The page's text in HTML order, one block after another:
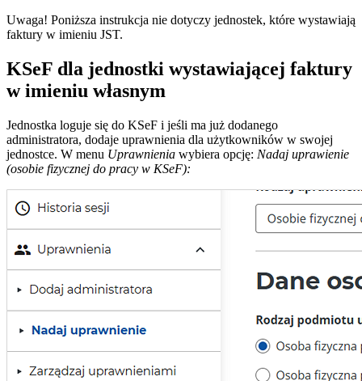
Uwaga! Poniższa instrukcja nie dotyczy jednostek, które wystawiają
faktury w imieniu JST.
KSeF dla jednostki wystawiającej faktury
w imieniu własnym
Jednostka loguje się do KSeF i jeśli ma już dodanego
administratora, dodaje uprawnienia dla użytkowników w swojej
jednostce. W menu Uprawnienia wybiera opcję: Nadaj uprawienie
(osobie fizycznej do pracy w KSeF):